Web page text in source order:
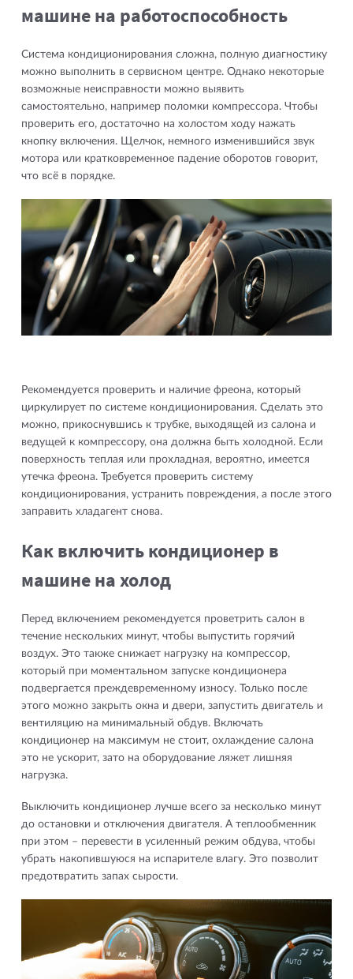
машине на работоспособность
Система кондиционирования сложна, полную диагностику
можно выполнить в сервисном центре. Однако некоторые
возможные неисправности можно выявить
самостоятельно, например поломки компрессора. Чтобы
проверить его, достаточно на холостом ходу нажать
кнопку включения. Щелчок, немного изменившийся звук
мотора или кратковременное падение оборотов говорит,
что всё в порядке.
Рекомендуется проверить и наличие фреона, который
циркулирует по системе кондиционирования. Сделать это
можно, прикоснувшись к трубке, выходящей из салона и
ведущей к компрессору, она должна быть холодной. Если
поверхность теплая или прохладная, вероятно, имеется
утечка фреона. Требуется проверить систему
кондиционирования, устранить повреждения, а после этого
заправить хладагент снова.
Как включить кондиционер в
машине на холод
Перед включением рекомендуется проветрить салон в
течение нескольких минут, чтобы выпустить горячий
воздух. Это также снижает нагрузку на компрессор,
который при моментальном запуске кондиционера
подвергается преждевременному износу. Только после
этого можно закрыть окна и двери, запустить двигатель и
вентиляцию на минимальный обдув. Включать
кондиционер на максимум не стоит, охлаждение салона
это не ускорит, зато на оборудование ляжет лишняя
нагрузка.
Выключить кондиционер лучше всего за несколько минут
до остановки и отключения двигателя. А теплообменник
при этом – перевести в усиленный режим обдува, чтобы
убрать накопившуюся на испарителе влагу. Это позволит
предотвратить запах сырости.